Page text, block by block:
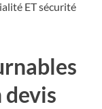
ET sécurité
devis